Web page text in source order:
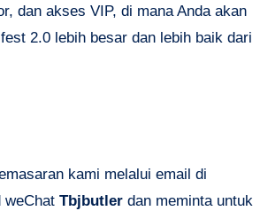
dan akses VIP, di mana Anda akan
2.0 lebih besar dan lebih baik dari
kami melalui email di
weChat Tbjbutler dan meminta untuk